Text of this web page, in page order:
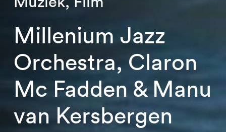
Millenium Jazz
Orchestra,
Mc Fadden &
van Kersbergen